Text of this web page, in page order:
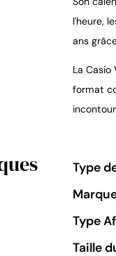
l'heure,
ans
La
format
Type
Type
Taille